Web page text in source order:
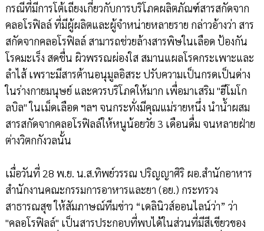
กรณีที่มีการโต้เถียงเกี่ยวกับการบริโภคผลิตภัณฑ์สารสกัดจาก
คลอโรฟิลล์ ที่มีผู้ผลิตและผู้จำหน่ายหลายราย กล่าวอ้างว่า สาร
สกัดจากคลอโรฟิลล์ สามารถช่วยล้างสารพิษในเลือด ป้องกัน
โรคมะเร็ง สดชื่น ผิวพรรณผ่องใส สมานแผลโรคกระเพาะและ
ลำไส้ เพราะมีสารต้านอนุมูลอิสระ ปรับความเป็นกรดเป็นด่าง
ในร่างกายมนุษย์ และควรบริโภคให้มาก เพื่อมาเสริม "ฮีโมโก
ลบิล" ในเม็ดเลือด ฯลฯ จนกระทั่งมีคุณแม่รายหนึ่ง นำน้ำผสม
สารสกัดจากคลอโรฟิลล์ให้หนูน้อยวัย 3 เดือนดื่ม จนหลายฝ่าย
ต่างวิตกกังวลนั้น
เมื่อวันที่ 28 พ.ย. น.ส.ทิพย์วรรณ ปริญญาศิริ ผอ.สำนักอาหาร
สำนักงานคณะกรรมการอาหารและยา (อย.) กระทรวง
สาธารณสุข ให้สัมภาษณ์ทีมข่าว “เดลินิวส์ออนไลน์ว่า” ว่า
"คลอโรฟิลล์" เป็นสารประกอบที่พบได้ในส่วนที่มีสีเขียวของ